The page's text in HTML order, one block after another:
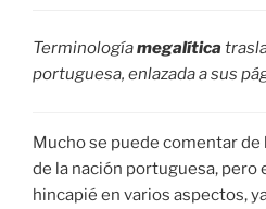
Terminologíamegalítica
portuguesa, enlazada a sus
Mucho se puede comentar
de la nación portuguesa, pero
hincapié en varios aspectos,